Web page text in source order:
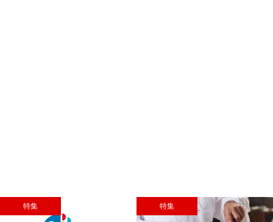
特集 特集